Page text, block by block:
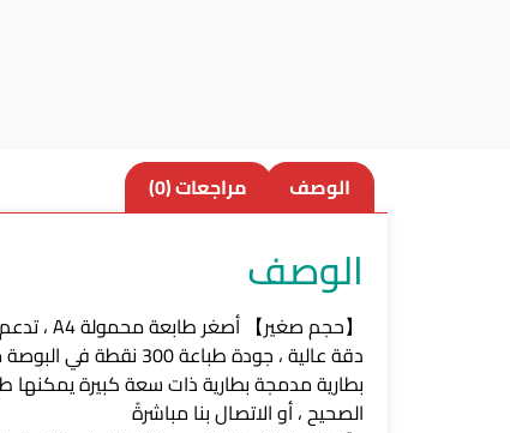
الوصف مراجعات (0)
الوصف
【حجم صغير】 أصغر طابعة محمولة A4 ، تدعم ورق الطباعة بتنسيق A4 العادي (عرض 216 ملم) ونسخة جديدة
دقة عالية ، جودة طباعة 300 نقطة في البوصة ممتازة ، يمكن استخدامها في المكتب المحمول مع طلاب التعليم المنزلي ، لأنها اختيار جيد للطابعة المنزلية
الصحيح ، أو الاتصال بنا مباشرةً